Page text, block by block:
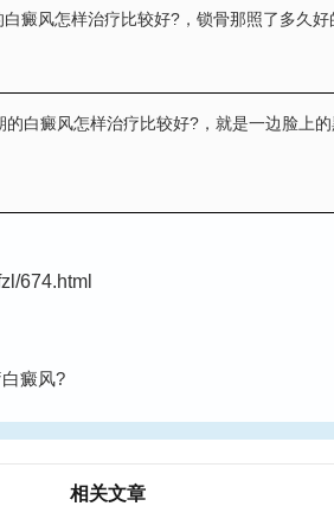
癜风怎样治疗比较好? ，锁骨那照了多久
的白癜风怎样治疗比较好? ，就是一边脸上
674.html
癜风?
相关文章